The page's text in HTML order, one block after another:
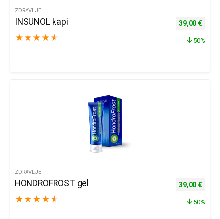
ZDRAVLJE
INSUNOL kapi
★ ★ ★ ★ ★
Izvorna
39,00 €
50%
ZDRAVLJE
HONDROFROST gel
★ ★ ★ ★ ★
Izvorna
39,00 €
50%